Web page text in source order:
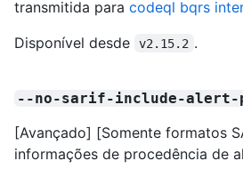
transmitida para codeql bqrs
Disponível desde
v2.15.2 .
--no-sarif-include-alert-
[Avançado] [Somente formatos
informações de procedência de